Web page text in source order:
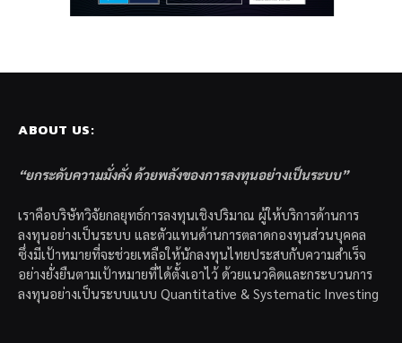
ABOUT US:
“ยกระดับความมั่งคั่ง ด้วยพลังของการลงทุนอย่างเป็นระบบ”
เราคือบริษัทวิจัยกลยุทธ์การลงทุนเชิงปริมาณ ผู้ให้บริการด้านการ
ลงทุนอย่างเป็นระบบ และตัวแทนด้านการตลาดกองทุนส่วนบุคคล
ซึ่งมีเป้าหมายที่จะช่วยเหลือให้นักลงทุนไทยประสบกับความสำเร็จ
อย่างยั่งยืนตามเป้าหมายที่ได้ตั้งเอาไว้ ด้วยแนวคิดและกระบวนการ
ลงทุนอย่างเป็นระบบแบบ Quantitative & Systematic Investing